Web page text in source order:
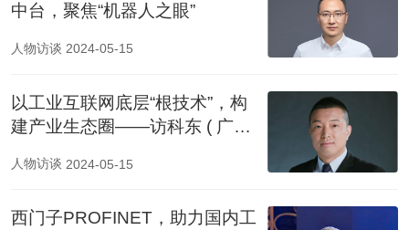
中台，聚焦“机器人之眼”
人物访谈 2024-05-15
以工业互联网底层“根技术”，构
建产业生态圈——访科东 ( 广
学兵
人物访谈 2024-05-15
西门子PROFINET，助力国内工